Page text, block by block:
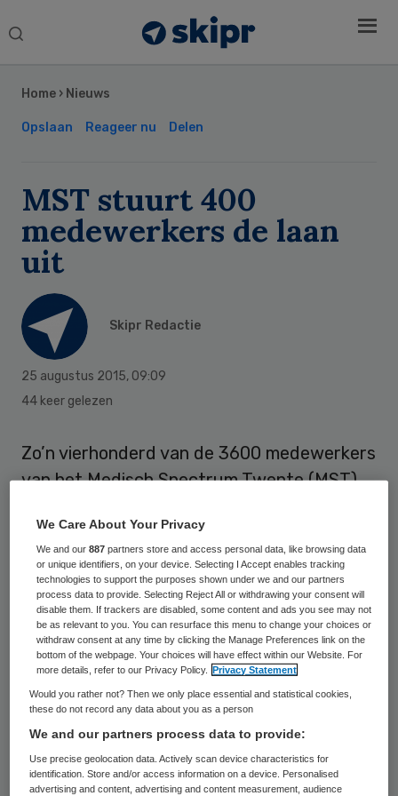
Search
Home › Nieuws
Opslaan Reageer nu Delen
MST stuurt 400
medewerkers de laan
uit
Skipr Redactie
25 augustus 2015, 09:09
44 keer gelezen
Zo’n vierhonderd van de 3600 medewerkers
van het Medisch Spectrum Twente (MST)
Het gaat om medewerkers met een tijdelijk
contract en uitzend- en vakantiekrachten.
Dit is het gevolg van een
bezuinigingsoperatie van het ziekenhuis.
Het gaat om functies in de bedrijfsvoering,
ziekenhuis, en nadrukkelijk niet om
zogenoemde handen aan het bed. Het MST
neemt bovendien voorlopig niemand meer
aan. Er zullen geen gedwongen ontslagen
Sidebar
We Care About Your Privacy
We and our887 partners store and access personal data, like browsing data
or unique identifiers, on your device. Selecting I Accept enables tracking
technologies to support the purposes shown under we and our partners
process data to provide. Selecting Reject All or withdrawing your consent will
disable them. If trackers are disabled, some content and ads you see may not
be as relevant to you. You can resurface this menu to change your choices or
withdraw consent at any time by clicking the Manage Preferences link on the
bottom of the webpage. Your choices will have effect within our Website. For
more details, refer to our Privacy Policy.
Privacy Statement
Would you rather not? Then we only place essential and statistical cookies,
these do not record any data about you as a person
We and our partners process data to provide:
Use precise geolocation data. Actively scan device characteristics for
identification. Store and/or access information on a device. Personalised
advertising and content, advertising and content measurement, audience